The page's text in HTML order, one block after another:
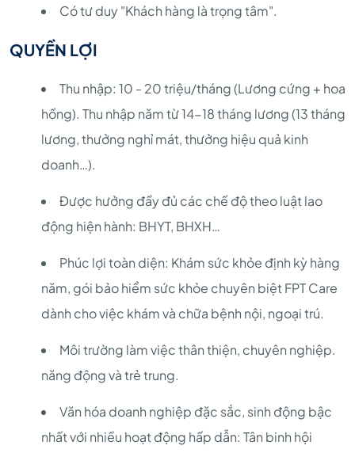
Có tư duy "Khách hàng là trọng tâm".
QUYỀN LỢI
Thu nhập: 10 - 20 triệu/tháng (Lương cứng + hoa
hồng). Thu nhập năm từ 14-18 tháng lương (13 tháng
lương, thưởng nghỉ mát, thưởng hiệu quả kinh
doanh…).
Được hưởng đầy đủ các chế độ theo luật lao
động hiện hành: BHYT, BHXH…
Phúc lợi toàn diện: Khám sức khỏe định kỳ hàng
năm, gói bảo hiểm sức khỏe chuyên biệt FPT Care
dành cho việc khám và chữa bệnh nội, ngoại trú.
Môi trường làm việc thân thiện, chuyên nghiệp.
năng động và trẻ trung.
Văn hóa doanh nghiệp đặc sắc, sinh động bậc
nhất với nhiều hoạt động hấp dẫn: Tân binh hội